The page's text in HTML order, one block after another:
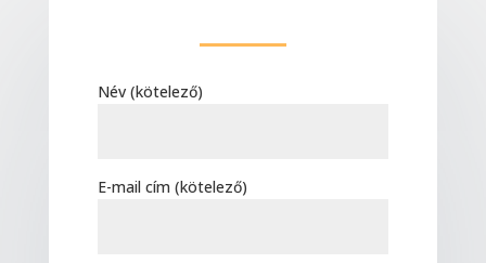
Név (kötelező)
E-mail cím (kötelező)